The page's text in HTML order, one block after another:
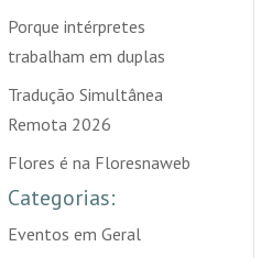
Porque intérpretes
trabalham em duplas
Tradução Simultânea
Remota 2026
Flores é na Floresnaweb
Categorias:
Eventos em Geral